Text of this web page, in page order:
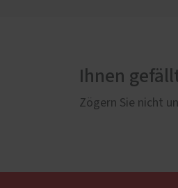
Ihnen
Zögern Sie nicht